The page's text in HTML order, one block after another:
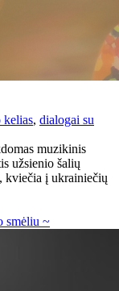
, dialogai su
muzikinis
užsienio šalių
kviečia į ukrainiečių
smėliu ~